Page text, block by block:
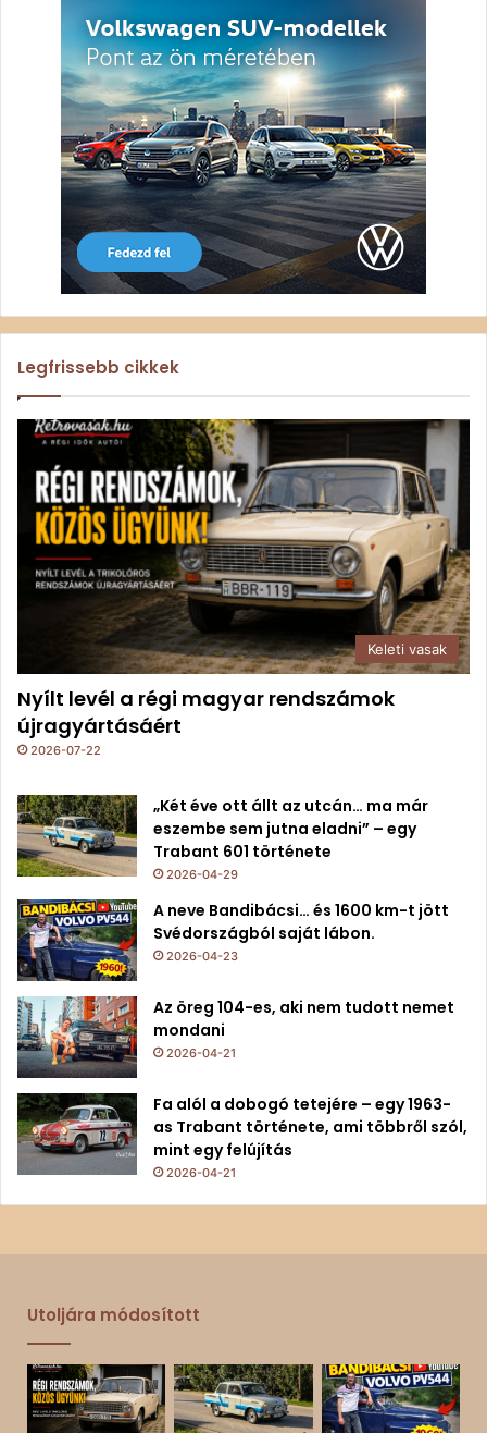
Legfrissebb cikkek
Keleti vasak
Nyílt levél a régi magyar rendszámok
újragyártásáért
2026-07-22
„Két éve ott állt az utcán… ma már
eszembe sem jutna eladni” – egy
Trabant 601 története
2026-04-29
A neve Bandibácsi… és 1600 km-t jött
Svédországból saját lábon.
2026-04-23
Az öreg 104-es, aki nem tudott nemet
mondani
2026-04-21
Fa alól a dobogó tetejére – egy 1963-
as Trabant története, ami többről szól,
mint egy felújítás
2026-04-21
Utoljára módosított